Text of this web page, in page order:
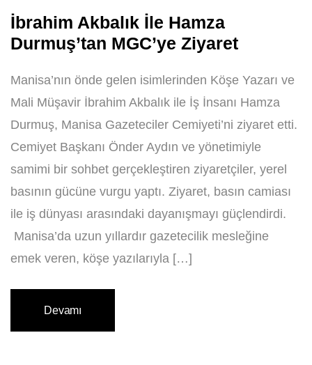
İbrahim Akbalık İle Hamza
Durmuş’tan MGC’ye Ziyaret
Manisa’nın önde gelen isimlerinden Köşe Yazarı ve
Mali Müşavir İbrahim Akbalık ile İş İnsanı Hamza
Durmuş, Manisa Gazeteciler Cemiyeti’ni ziyaret etti.
Cemiyet Başkanı Önder Aydın ve yönetimiyle
samimi bir sohbet gerçekleştiren ziyaretçiler, yerel
basının gücüne vurgu yaptı. Ziyaret, basın camiası
ile iş dünyası arasındaki dayanışmayı güçlendirdi.
Manisa’da uzun yıllardır gazetecilik mesleğine
emek veren, köşe yazılarıyla […]
Devamı